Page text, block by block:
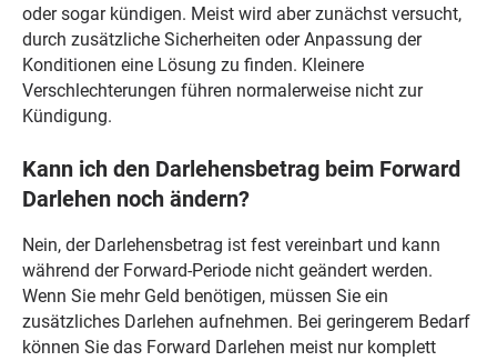
oder sogar kündigen. Meist wird aber zunächst versucht,
durch zusätzliche Sicherheiten oder Anpassung der
Konditionen eine Lösung zu finden. Kleinere
Verschlechterungen führen normalerweise nicht zur
Kündigung.
Kann ich den Darlehensbetrag beim Forward
Darlehen noch ändern?
Nein, der Darlehensbetrag ist fest vereinbart und kann
während der Forward-Periode nicht geändert werden.
Wenn Sie mehr Geld benötigen, müssen Sie ein
zusätzliches Darlehen aufnehmen. Bei geringerem Bedarf
können Sie das Forward Darlehen meist nur komplett